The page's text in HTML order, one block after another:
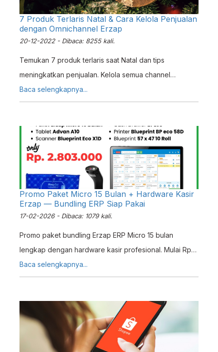
7 Produk Terlaris Natal & Cara Kelola Penjualan
dengan Omnichannel Erzap
20-12-2022 - Dibaca: 8255 kali.
Temukan 7 produk terlaris saat Natal dan tips
meningkatkan penjualan. Kelola semua channel
penjualan lebih mudah dengan fitur Omnichannel Erzap.
Baca selengkapnya...
Promo Paket Micro 15 Bulan + Hardware Kasir
Erzap — Bundling ERP Siap Pakai
17-02-2026 - Dibaca: 1079 kali.
Promo paket bundling Erzap ERP Micro 15 bulan
lengkap dengan hardware kasir profesional. Mulai Rp
2.803.000. Cocok untuk bisnis retail, F&B, dan service
center.
Baca selengkapnya...